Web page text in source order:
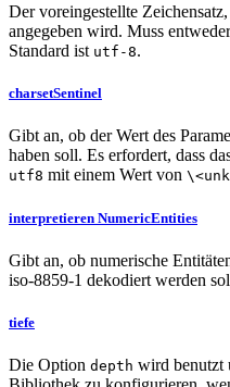
Der voreingestellte
angegeben wird. Muss
Standard ist utf-8.
charsetSentinel
Gibt an, ob der Wert des
haben soll. Es erfordert, dass
utf8 mit einem Wert von
interpretieren NumericEntities
Gibt an, ob numerische
iso-8859-1 dekodiert werden
tiefe
Die Option depth wird benutzt